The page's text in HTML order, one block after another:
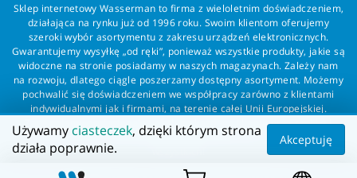
Sklep internetowy Wasserman to firma z wieloletnim doświadczeniem,
działająca na rynku już od 1996 roku. Swoim klientom oferujemy
szeroki wybór asortymentu z zakresu urządzeń elektronicznych.
Gwarantujemy wysyłkę „od ręki”, ponieważ wszystkie produkty, jakie są
widoczne na stronie posiadamy w naszych magazynach. Zależy nam
na rozwoju, dlatego ciągle poszerzamy dostępny asortyment. Możemy
pochwalić się doświadczeniem we współpracy zarówno z klientami
indywidualnymi jak i firmami, na terenie całej Unii Europejskiej.
Zapewniamy profesjonalną obsługę każdego klienta oraz szybką i
bezproblemową realizację zamówień. Wasserman - wszystko dla
Używamy ciasteczek, dzięki którym strona
działa poprawnie.
Akceptuję